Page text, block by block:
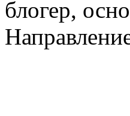
блогер,